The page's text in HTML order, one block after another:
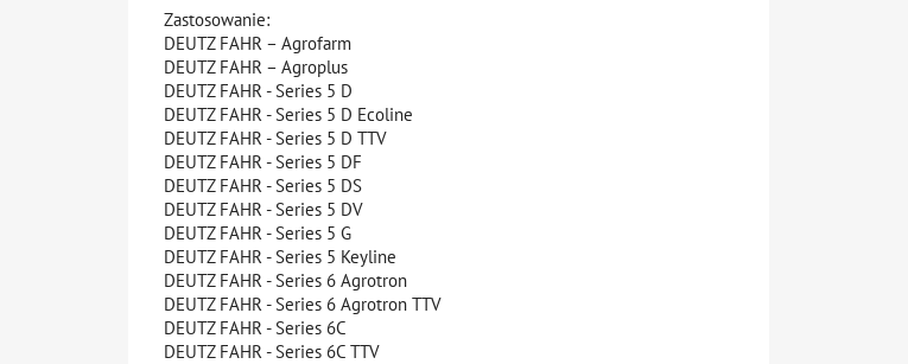
Zastosowanie:
DEUTZ FAHR – Agrofarm
DEUTZ FAHR – Agroplus
DEUTZ FAHR - Series 5 D
DEUTZ FAHR - Series 5 D Ecoline
DEUTZ FAHR - Series 5 D TTV
DEUTZ FAHR - Series 5 DF
DEUTZ FAHR - Series 5 DS
DEUTZ FAHR - Series 5 DV
DEUTZ FAHR - Series 5 G
DEUTZ FAHR - Series 5 Keyline
DEUTZ FAHR - Series 6 Agrotron
DEUTZ FAHR - Series 6 Agrotron TTV
DEUTZ FAHR - Series 6C
DEUTZ FAHR - Series 6C TTV